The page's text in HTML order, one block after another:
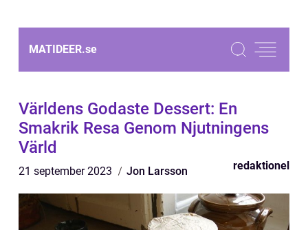
MATIDEER.se
Världens Godaste Dessert: En
Smakrik Resa Genom Njutningens
Värld
21 september 2023 Jon Larsson redaktionel